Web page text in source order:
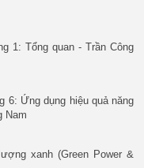
1: Tổng quan - Trần Công
6: Ứng dụng hiệu quả năng
Nam
xanh (Green Power &